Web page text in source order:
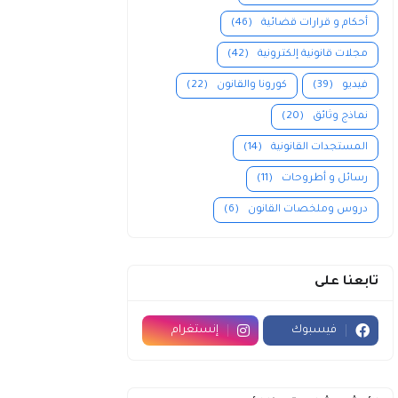
أحكام و قرارات قضائية (46)
مجلات قانونية إلكترونية (42)
فيديو (39) كورونا والقانون (22)
نماذج وثائق (20)
المستجدات القانونية (14)
رسائل و أطروحات (11)
دروس وملخصات القانون (6)
تابعنا على
فيسبوك إنستغرام